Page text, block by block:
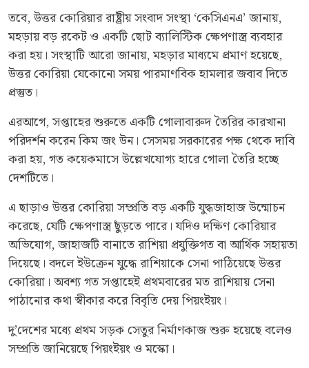
তবে, উত্তর কোরিয়ার রাষ্ট্রীয় সংবাদ সংস্থা ‘কেসিএনএ’ জানায়,
মহড়ায় বড় রকেট ও একটি ছোট ব্যালিস্টিক ক্ষেপণাস্ত্র ব্যবহার
করা হয়। সংস্থাটি আরো জানায়, মহড়ার মাধ্যমে প্রমাণ হয়েছে,
উত্তর কোরিয়া যেকোনো সময় পারমাণবিক হামলার জবাব দিতে
প্রস্তুত।
এরআগে, সপ্তাহের শুরুতে একটি গোলাবারুদ তৈরির কারখানা
পরিদর্শন করেন কিম জং উন। সেসময় সরকারের পক্ষ থেকে দাবি
করা হয়, গত কয়েকমাসে উল্লেখযোগ্য হারে গোলা তৈরি হচ্ছে
দেশটিতে।
এ ছাড়াও উত্তর কোরিয়া সম্প্রতি বড় একটি যুদ্ধজাহাজ উন্মোচন
করেছে, যেটি ক্ষেপণাস্ত্র ছুঁড়তে পারে। যদিও দক্ষিণ কোরিয়ার
অভিযোগ, জাহাজটি বানাতে রাশিয়া প্রযুক্তিগত বা আর্থিক সহায়তা
দিয়েছে। বদলে ইউক্রেন যুদ্ধে রাশিয়াকে সেনা পাঠিয়েছে উত্তর
কোরিয়া। অবশ্য গত সপ্তাহেই প্রথমবারের মত রাশিয়ায় সেনা
পাঠানোর কথা স্বীকার করে বিবৃতি দেয় পিয়ংইয়ং।
দু’দেশের মধ্যে প্রথম সড়ক সেতুর নির্মাণকাজ শুরু হয়েছে বলেও
সম্প্রতি জানিয়েছে পিয়ংইয়ং ও মস্কো।